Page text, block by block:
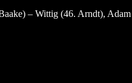
– Wittig (46. Arndt),